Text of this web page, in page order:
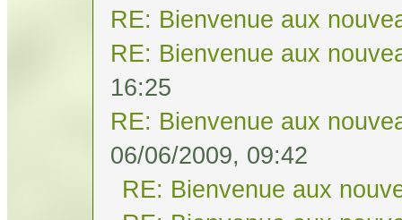
RE: Bienvenue aux
RE: Bienvenue aux
16:25
RE: Bienvenue aux
06/06/2009, 09:42
RE: Bienvenue aux